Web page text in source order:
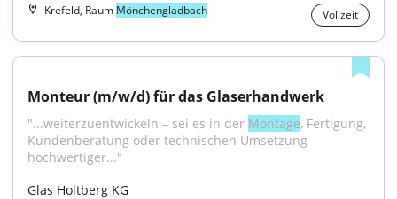
Krefeld, Raum Mönchengladbach Vollzeit
Monteur (m/w/d) für das Glaserhandwerk
"...weiterzuentwickeln – sei es in der Montage, Fertigung,
Kundenberatung oder technischen Umsetzung
hochwertiger..."
Glas Holtberg KG